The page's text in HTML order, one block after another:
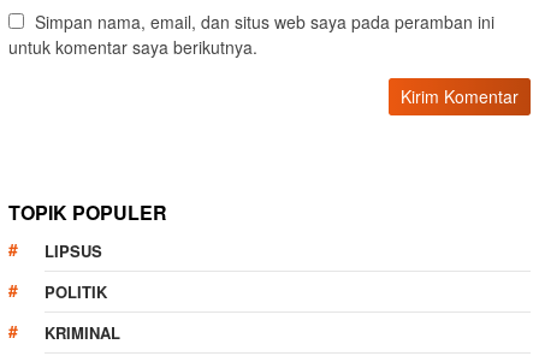
Simpan nama, email, dan situs web saya pada peramban ini
untuk komentar saya berikutnya.
TOPIK POPULER
LIPSUS
POLITIK
KRIMINAL